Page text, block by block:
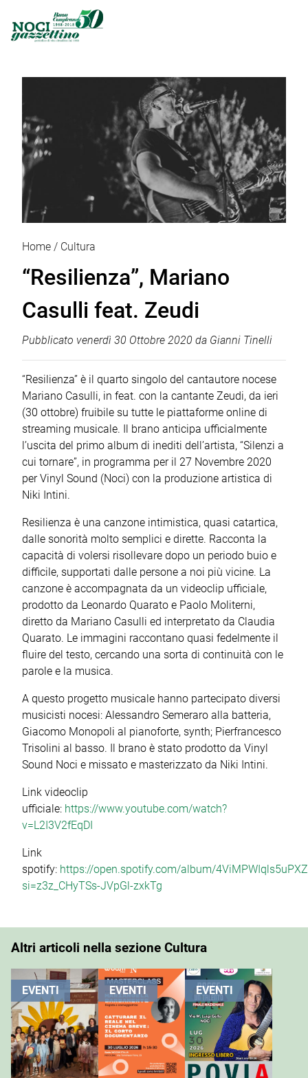
Home Cultura
“Resilienza”, Mariano
Casulli feat. Zeudi
Pubblicato venerdì 30 Ottobre 2020 da Gianni Tinelli
“Resilienza” è il quarto singolo del cantautore nocese
Mariano Casulli, in feat. con la cantante Zeudi, da ieri
(30 ottobre) fruibile su tutte le piattaforme online di
streaming musicale. Il brano anticipa ufficialmente
l’uscita del primo album di inediti dell’artista, “Silenzi a
cui tornare”, in programma per il 27 Novembre 2020
per Vinyl Sound (Noci) con la produzione artistica di
Niki Intini.
Resilienza è una canzone intimistica, quasi catartica,
dalle sonorità molto semplici e dirette. Racconta la
capacità di volersi risollevare dopo un periodo buio e
difficile, supportati dalle persone a noi più vicine. La
canzone è accompagnata da un videoclip ufficiale,
prodotto da Leonardo Quarato e Paolo Moliterni,
diretto da Mariano Casulli ed interpretato da Claudia
Quarato. Le immagini raccontano quasi fedelmente il
fluire del testo, cercando una sorta di continuità con le
parole e la musica.
A questo progetto musicale hanno partecipato diversi
musicisti nocesi: Alessandro Semeraro alla batteria,
Giacomo Monopoli al pianoforte, synth; Pierfrancesco
Trisolini al basso. Il brano è stato prodotto da Vinyl
Sound Noci e missato e masterizzato da Niki Intini.
Link videoclip
ufficiale: https://www.youtube.com/watch?
v=L2I3V2fEqDI
Link
spotify: https://open.spotify.com/album/
si=z3z_CHyTSs-JVpGl-zxkTg
Altri articoli nella sezione Cultura
EVENTI EVENTI EVENTI